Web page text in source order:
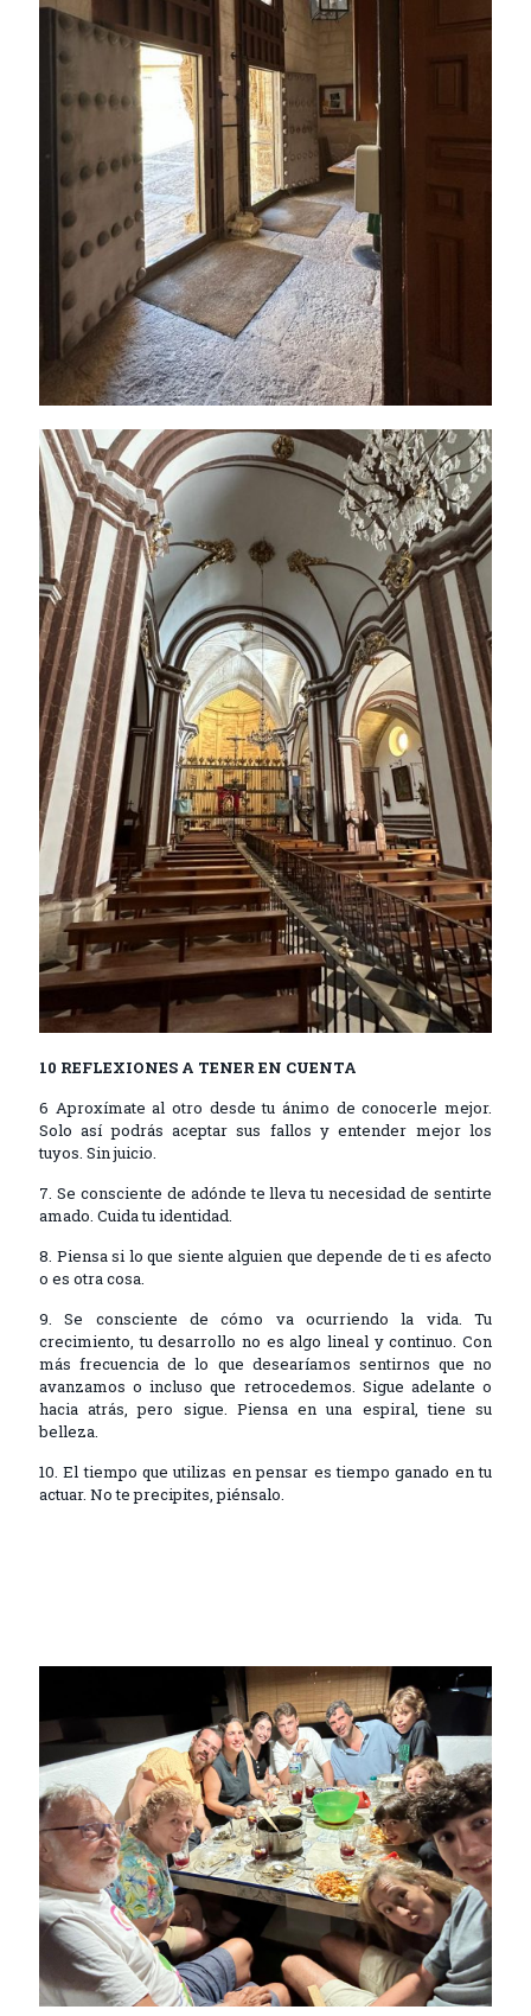
10 REFLEXIONES A TENER EN CUENTA
6 Aproxímate al otro desde tu ánimo de conocerle mejor.
Solo así podrás aceptar sus fallos y entender mejor los
tuyos. Sin juicio.
7. Se consciente de adónde te lleva tu necesidad de sentirte
amado. Cuida tu identidad.
8. Piensa si lo que siente alguien que depende de ti es afecto
o es otra cosa.
9. Se consciente de cómo va ocurriendo la vida. Tu
crecimiento, tu desarrollo no es algo lineal y continuo. Con
más frecuencia de lo que desearíamos sentirnos que no
avanzamos o incluso que retrocedemos. Sigue adelante o
hacia atrás, pero sigue. Piensa en una espiral, tiene su
belleza.
10. El tiempo que utilizas en pensar es tiempo ganado en tu
actuar. No te precipites, piénsalo.